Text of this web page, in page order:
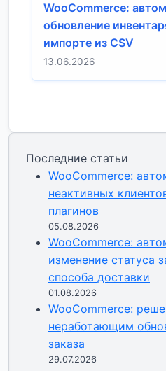
WooCommerce:
обновление
импорте из CSV
13.06.2026
Последние статьи
WooCommerce:
неактивных
плагинов
05.08.2026
WooCommerce:
изменение статуса
способа доставки
01.08.2026
WooCommerce:
неработающим
заказа
29.07.2026